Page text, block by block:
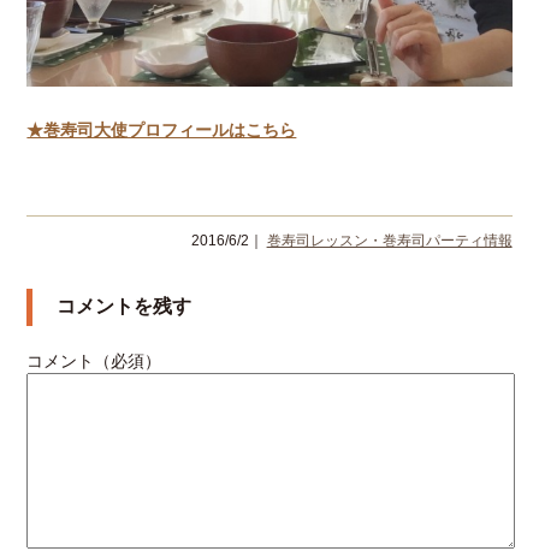
★巻寿司大使プロフィールはこちら
2016/6/2｜ 巻寿司レッスン・巻寿司パーティ情報
コメントを残す
コメント（必須）